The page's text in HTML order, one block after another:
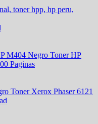
Toner HP
Paginas
Toner Xerox Phaser 6121